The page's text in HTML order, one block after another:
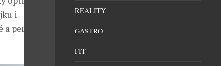
i
perfektně
REALITY
GASTRO
FIT